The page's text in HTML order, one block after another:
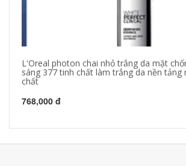
L'Oreal photon chai nhỏ trắng da mặt
sáng 377 tinh chất làm trắng da nền tảng
chất
768,000 đ